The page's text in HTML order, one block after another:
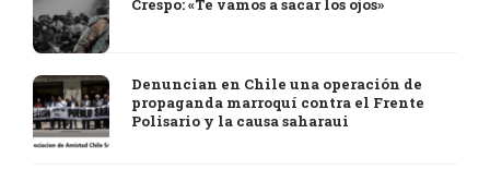
Denuncian en Chile una operación de
propaganda marroquí contra el Frente
Polisario y la causa saharaui